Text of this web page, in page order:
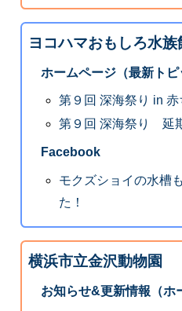
ヨコハマおもしろ水族
ホームページ（最新トピ
第９回 深海祭り in
第９回 深海祭り 延
Facebook
モクズショイの水槽
た！
横浜市立金沢動物園
お知らせ&更新情報（ホ